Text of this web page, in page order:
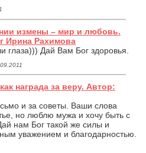
измены – мир и любовь.
Ирина Рахимова
Дай Вам Бог здоровья.
награда за веру. Автор:
и за советы. Ваши слова
но люблю мужа и хочу быть с
нам Бог такой же силы и
уважением и благодарностью.